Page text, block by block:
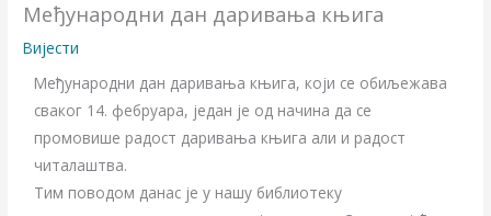
Међународни дан даривања књига
Вијести
Међународни дан даривања књига, који се обиљежава
сваког 14. фебруара, један је од начина да се
промовише радост даривања књига али и радост
читалаштва.
Тим поводом данас је у нашу библиотеку